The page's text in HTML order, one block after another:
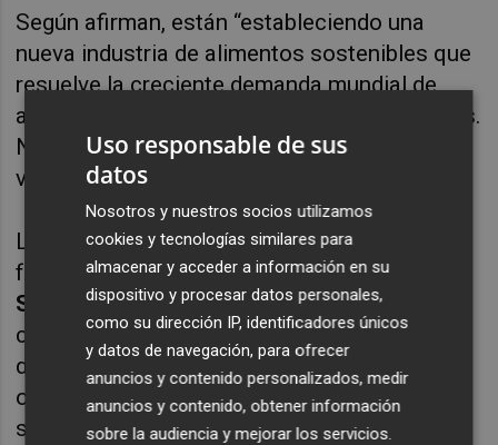
Según afirman, están “estableciendo una
nueva industria de alimentos sostenibles que
resuelve la creciente demanda mundial de
alimentos sin necesidad de tierras cultivables.
Nos centramos en diseñar alimentos de alto
valor, naturales y nutritivos”.
La startup, también de origen navarro, la
fundan originalmenteBosco Emparanza,
Susana Sánchez y José María Elorza
constituyéndose como una plataforma B2B
de ingredientes saludables y sostenibles
obtenidos a partir de la valorización de
subproductos alimentarios mediante
Uso responsable de sus
datos
Nosotros y nuestros socios utilizamos
cookies y tecnologías similares para
almacenar y acceder a información en su
dispositivo y procesar datos personales,
como su dirección IP, identificadores únicos
y datos de navegación, para ofrecer
anuncios y contenido personalizados, medir
anuncios y contenido, obtener información
sobre la audiencia y mejorar los servicios.